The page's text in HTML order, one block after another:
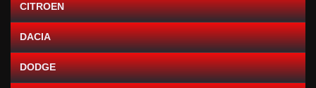
CITROEN
DACIA
DODGE